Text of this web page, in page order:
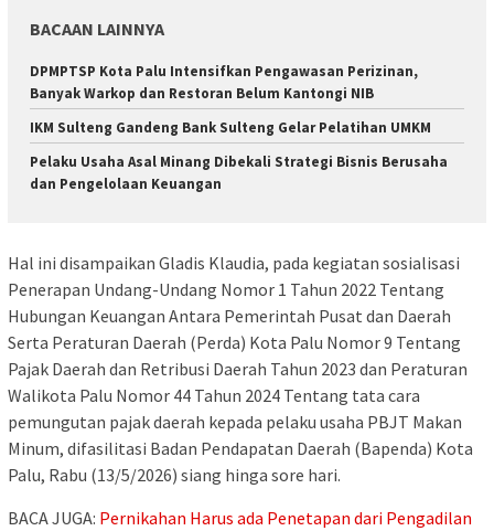
BACAAN LAINNYA
DPMPTSP Kota Palu Intensifkan Pengawasan Perizinan,
Banyak Warkop dan Restoran Belum Kantongi NIB
IKM Sulteng Gandeng Bank Sulteng Gelar Pelatihan UMKM
Pelaku Usaha Asal Minang Dibekali Strategi Bisnis Berusaha
dan Pengelolaan Keuangan
Hal ini disampaikan Gladis Klaudia, pada kegiatan sosialisasi
Penerapan Undang-Undang Nomor 1 Tahun 2022 Tentang
Hubungan Keuangan Antara Pemerintah Pusat dan Daerah
Serta Peraturan Daerah (Perda) Kota Palu Nomor 9 Tentang
Pajak Daerah dan Retribusi Daerah Tahun 2023 dan Peraturan
Walikota Palu Nomor 44 Tahun 2024 Tentang tata cara
pemungutan pajak daerah kepada pelaku usaha PBJT Makan
Minum, difasilitasi Badan Pendapatan Daerah (Bapenda) Kota
Palu, Rabu (13/5/2026) siang hinga sore hari.
BACA JUGA: Pernikahan Harus ada Penetapan dari Pengadilan